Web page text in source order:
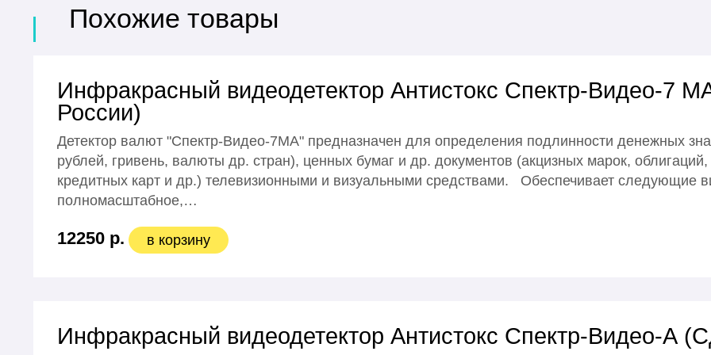
Похожие товары
Инфракрасный видеодетектор Антистокс Спектр-Видео-7
России)
Детектор валют "Спектр-Видео-7MА" предназначен для определения подлинности денежных
рублей, гривень, валюты др. стран), ценных бумаг и др. документов (акцизных марок,
кредитных карт и др.) телевизионными и визуальными средствами. Обеспечивает
полномасштабное,…
12250 р. в корзину
Инфракрасный видеодетектор Антистокс Спектр-Видео-А